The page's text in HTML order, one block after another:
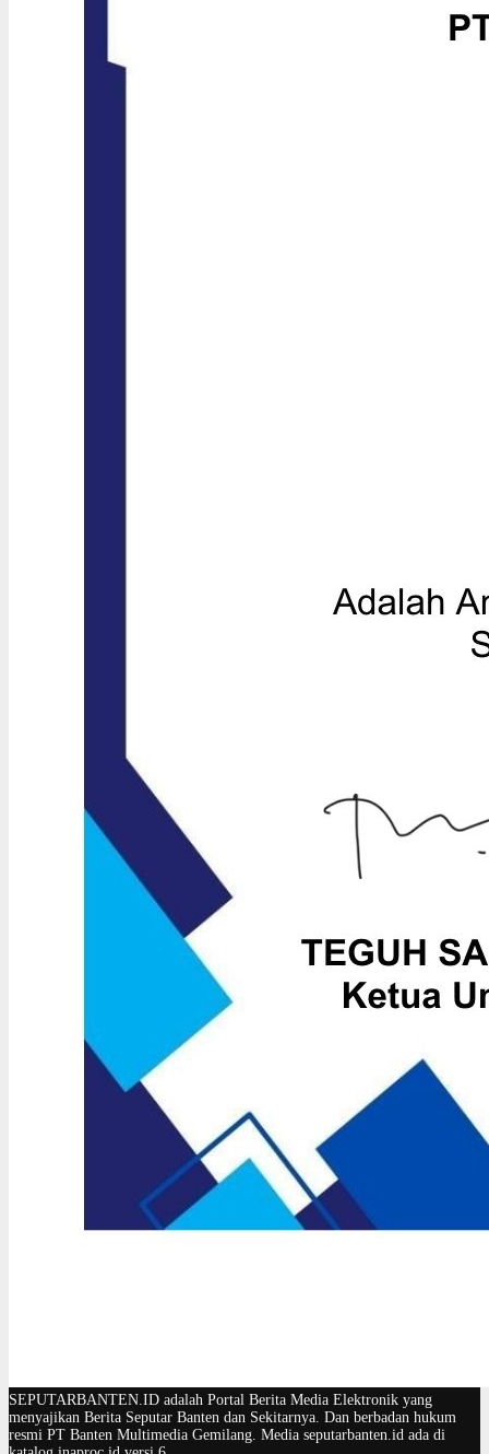
SEPUTARBANTEN.ID adalah Portal Berita Media Elektronik yang
menyajikan Berita Seputar Banten dan Sekitarnya. Dan berbadan hukum
resmi PT Banten Multimedia Gemilang. Media seputarbanten.id ada di